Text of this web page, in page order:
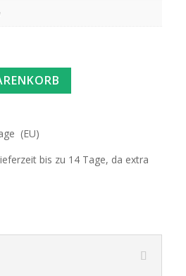
Menge
(EU)
bis zu 14 Tage, da extra